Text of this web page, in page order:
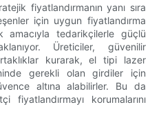
fiyatlandırmanın yanı sıra
için uygun fiyatlandırma
amacıyla tedarikçilerle güçlü
Üreticiler, güvenilir
kurarak, el tipi lazer
gerekli olan girdiler için
altına alabilirler. Bu da
fiyatlandırmayı korumalarını